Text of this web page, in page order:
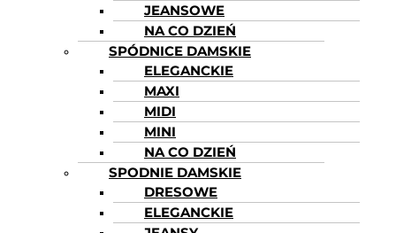
JEANSOWE
NA CO DZIEŃ
SPÓDNICE DAMSKIE
ELEGANCKIE
MAXI
MIDI
MINI
NA CO DZIEŃ
SPODNIE DAMSKIE
DRESOWE
ELEGANCKIE